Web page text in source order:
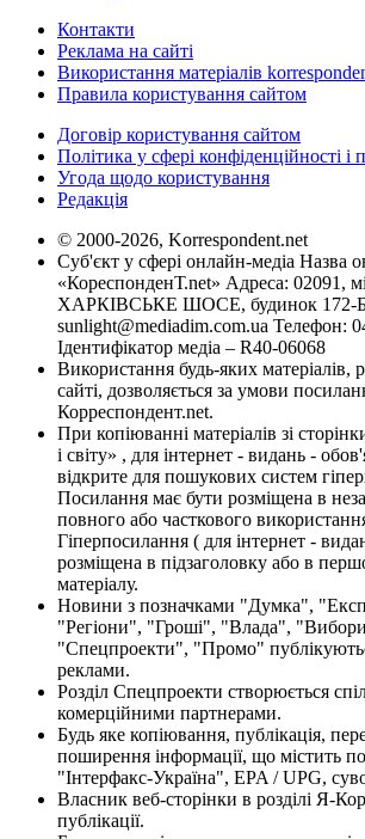
Контакти
Реклама на сайті
Використання матеріалів
Правила користування сайтом
Договір користування сайтом
Політика у сфері конфіденційності
Угода щодо користування
Редакція
© 2000-2026, Korrespondent.net
Суб'єкт у сфері онлайн-медіа Назва
«КореспонденТ.net» Адреса: 02091,
ХАРКІВСЬКЕ ШОСЕ, будинок 172-Б,
sunlight@mediadim.com.ua Телефон:
Ідентифікатор медіа – R40-06068
Використання будь-яких матеріалів,
сайті, дозволяється за умови
Корреспондент.net.
При копіюванні матеріалів зі
і світу» , для інтернет - видань -
відкрите для пошукових систем
Посилання має бути розміщена в
повного або часткового
Гіперпосилання ( для інтернет -
розміщена в підзаголовку або в
матеріалу.
Новини з позначками "Думка",
"Регіони", "Гроші", "Влада",
"Спецпроекти", "Промо"
реклами.
Розділ Спецпроекти створюється
комерційними партнерами.
Будь яке копіювання, публікація,
поширення інформації, що містить
"Інтерфакс-Україна", EPA / UPG,
Власник веб-сторінки в розділі Я-
публікації.